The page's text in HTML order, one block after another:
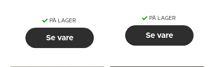
PÅ LAGER
Se vare
PÅ LAGER
Se vare